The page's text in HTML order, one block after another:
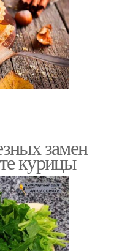
замен
курицы